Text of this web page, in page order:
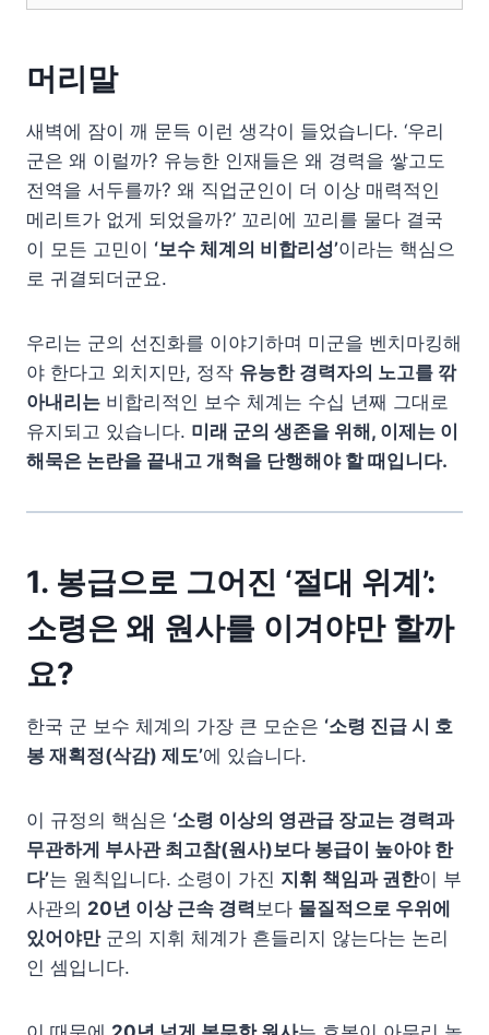
머리말
새벽에 잠이 깨 문득 이런 생각이 들었습니다. ‘우리
군은 왜 이럴까? 유능한 인재들은 왜 경력을 쌓고도
전역을 서두를까? 왜 직업군인이 더 이상 매력적인
메리트가 없게 되었을까?’ 꼬리에 꼬리를 물다 결국
이 모든 고민이 ‘보수 체계의 비합리성’이라는 핵심으
로 귀결되더군요.
우리는 군의 선진화를 이야기하며 미군을 벤치마킹해
야 한다고 외치지만, 정작 유능한 경력자의 노고를 깎
아내리는 비합리적인 보수 체계는 수십 년째 그대로
유지되고 있습니다. 미래 군의 생존을 위해, 이제는 이
해묵은 논란을 끝내고 개혁을 단행해야 할 때입니다.
1. 봉급으로 그어진 ‘절대 위계’:
소령은 왜 원사를 이겨야만 할까
요?
한국 군 보수 체계의 가장 큰 모순은 ‘소령 진급 시 호
봉 재획정(삭감) 제도’에 있습니다.
이 규정의 핵심은 ‘소령 이상의 영관급 장교는 경력과
무관하게 부사관 최고참(원사)보다 봉급이 높아야 한
다’는 원칙입니다. 소령이 가진 지휘 책임과 권한이 부
사관의 20년 이상 근속 경력보다 물질적으로 우위에
있어야만군의 지휘 체계가 흔들리지 않는다는 논리
인 셈입니다.